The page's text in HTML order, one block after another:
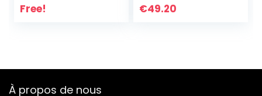
étanche IPX6 et
Modes Réglables
Randonnée
Free! €49.20
À propos de nous